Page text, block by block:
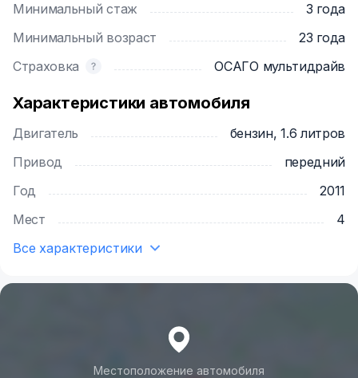
Минимальный стаж
3 года
Минимальный возраст
23 года
Страховка
ОСАГО мультидрайв
Характеристики автомобиля
Двигатель
бензин, 1.6 литров
Привод
передний
Год
2011
Мест
4
Все характеристики
Местоположение автомобиля